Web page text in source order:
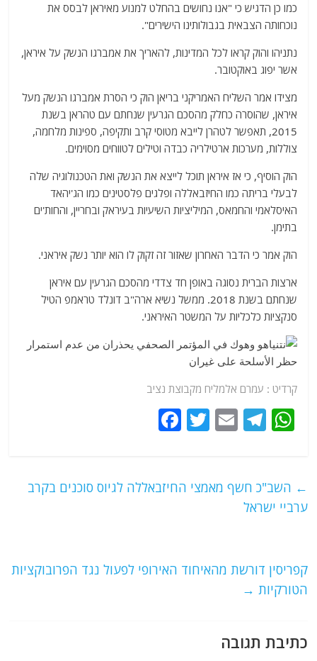
כמו כן הדגיש כי "אנו נחושים בהחלט למנוע מאיראן לבסס את
נוכחותה הצבאית בגבולותינו הישירים".
נתניהו והוק קראו לכל המדינות, להאריך את אמברגו הנשק על איראן,
אשר יפוג באוקטובר.
מצידו אמר השליח האמריקני בריאן הוק כי הסרת אמברגו הנשק מעל
איראן, שהוסרה כחלק מהסכם הגרעין שנחתם עם טהראן בשנת
2015, תאפשר לטהרן לייבא מטוסי קרב ותקיפה, ספינות מלחמה,
צוללות, מערכות ארטילריה כבדה וטילים לטווחים מסוימים.
הוק הוסיף, כי אז איראן תוכל לייצא את הנשק ואת הטכנולוגיה שלה
לבעלי בריתה כמו החיזבאללה ופלגים פלסטינים כמו הג'יהאד
האיסלאמי והחמאס, המיליציות השיעיות בעיראק ובחריין, והחות'ים
בתימן.
הוק אמר כי הדבר האחרון שאזור זה זקוק לו הוא יותר נשק איראני.
ארצות הברית נסוגה באופן חד צדדי מהסכם הגרעין עם איראן
שנחתם בשנת 2018. ממשל נשיא ארה"ב דונלד טראמפ הטיל
סנקציות כלכליות על המשטר האיראני.
קרדיט : עמרם אלמליח מקבוצת נציב
W
s
A
T
g
E
l
T
er
e
k
← השב"כ חשף מאמצי החיזבאללה לגיוס סוכנים בקרב
ערביי ישראל
קפריסין דורשת מהאיחוד האירופי לפעול נגד הפרובוקציות
הטורקיות →
כתיבת תגובה